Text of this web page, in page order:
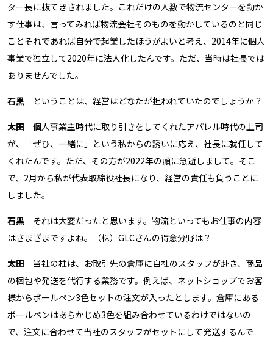
ター長に抜てきされました。これだけの人数で物流センターを動か
す仕事は、言ってみれば物流会社そのものを動かしているのと同じ
こと――それであれば自分で起業したほうがよいと考え、2014年に個人
事業で独立して2020年に法人化したんです。ただ、当時は社長では
ありませんでした。
石黒 ということは、経営はどなたが担われていたのでしょうか？
太田 個人事業主時代に取り引きをしてくれたアパレル時代の上司
が、「ぜひ、一緒に」という私からの誘いに応え、社長に就任して
くれたんです。ただ、その方が2022年の頭に急逝しまして。そこ
で、2月から私が代表取締役社長になり、経営の責任も負うことに
しました。
石黒 それは大変だったと思います。物流といってもお仕事の内容
はさまざまですよね。（株）GLCさんの得意分野は？
太田 当社の柱は、お取引先の倉庫に自社のスタッフが赴き、商品
の梱包や発送を代行する業務です。例えば、ネットショップでお客
様からボールペン3色セットの注文が入ったとします。倉庫にある
ボールペンはあらかじめ3色を組み合わせているわけではないの
で、注文に合わせて当社のスタッフがセットにして発送するんで